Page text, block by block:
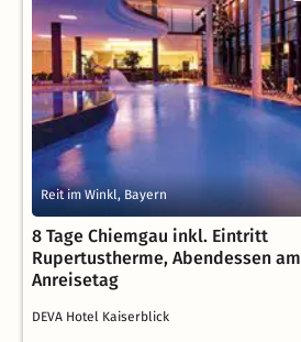
Reit im Winkl, Bayern
8 Tage Chiemgau inkl. Eintritt
Rupertustherme, Abendessen am
Anreisetag
DEVA Hotel Kaiserblick